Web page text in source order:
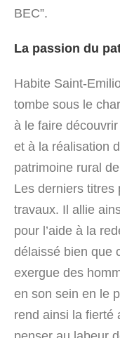
BEC”.
La passion du
Habite Saint-
tombe sous le
à le faire
et à la réalisation
patrimoine rural
Les derniers titres
travaux. Il allie
pour l’aide à la
délaissé bien que
exergue des
en son sein en le
rend ainsi la fierté